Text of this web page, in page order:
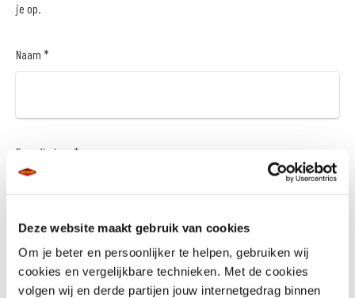
Deze website maakt gebruik van cookies
Om je beter en persoonlijker te helpen, gebruiken wij
cookies en vergelijkbare technieken. Met de cookies
volgen wij en derde partijen jouw internetgedrag binnen
je op.
Naam *
E-mailadres *
Telefoonnummer *